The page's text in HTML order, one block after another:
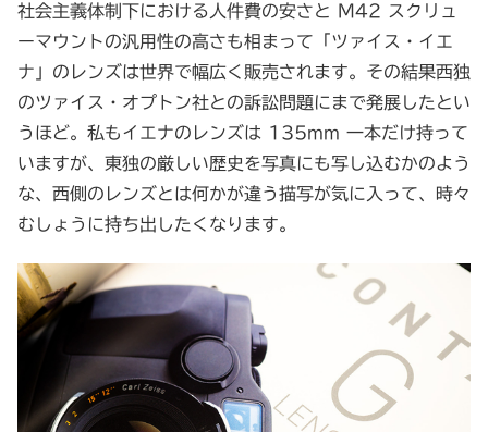
社会主義体制下における人件費の安さと M42 スクリュ
ーマウントの汎用性の高さも相まって「ツァイス・イエ
ナ」のレンズは世界で幅広く販売されます。その結果西独
のツァイス・オプトン社との訴訟問題にまで発展したとい
うほど。私もイエナのレンズは 135mm 一本だけ持って
いますが、東独の厳しい歴史を写真にも写し込むかのよう
な、西側のレンズとは何かが違う描写が気に入って、時々
むしょうに持ち出したくなります。